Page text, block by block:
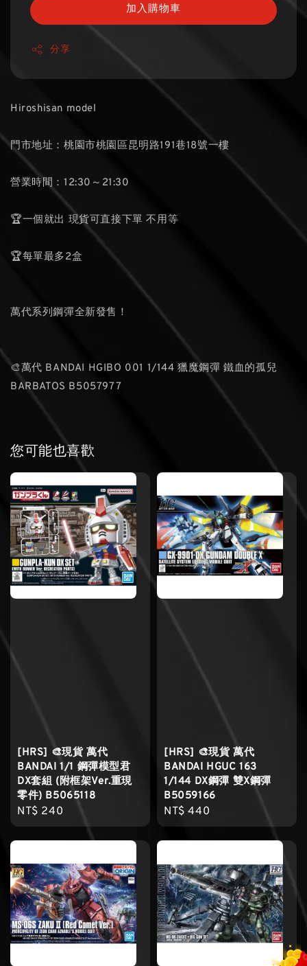
加入購物車
分享
Hiroshisan model
門市地址：桃園市桃園區昆明路191巷18號一樓
營業時間：12:30～21:30
🏆一個就出 現貨可直接下單 不用等
🏆每單最多2盒
萬代系列鋼彈全新發售！
🎨萬代 BANDAI HGIBO 001 1/144 獵魔鋼彈 鐵血的孤兒
BARBATOS B5057977
您可能也喜歡
[HRS] 🎨現貨 萬代
BANDAI 1/1 鋼彈模型君
DX套組 (附框架Ver.重現
零件) B5065118
Regular
price
NT$ 240
[HRS] 🎨現貨 萬代
BANDAI HGUC 163
1/144 DX鋼彈 雙X鋼彈
B5059166
Regular
price
NT$ 440